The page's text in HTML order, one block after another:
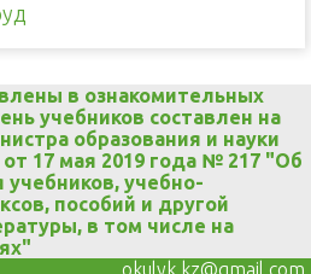
в ознакомительных
учебников составлен на
образования и науки
от 17 мая 2019 года № 217 "Об
учебно-
пособий и другой
в том числе на
okulyk.kz@gmail.com